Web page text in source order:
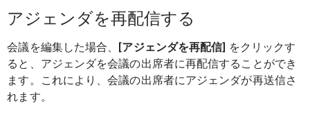
アジェンダを再配信する
会議を編集した場合、 [アジェンダを再配信] をクリックす
ると、アジェンダを会議の出席者に再配信することができ
ます。これにより、会議の出席者にアジェンダが再送信さ
れます。